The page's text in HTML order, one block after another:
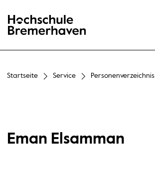
Hochschule Bremerhaven
Startseite Service Personenverzeichnis
Eman Elsamman